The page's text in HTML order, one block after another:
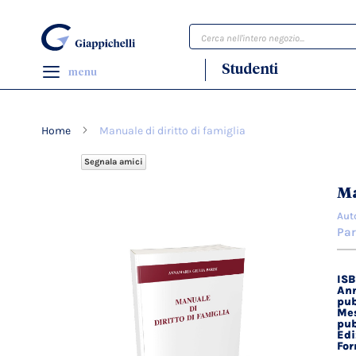
Cerca
menu Studenti
Home Manuale di diritto di famiglia
Segnala amici